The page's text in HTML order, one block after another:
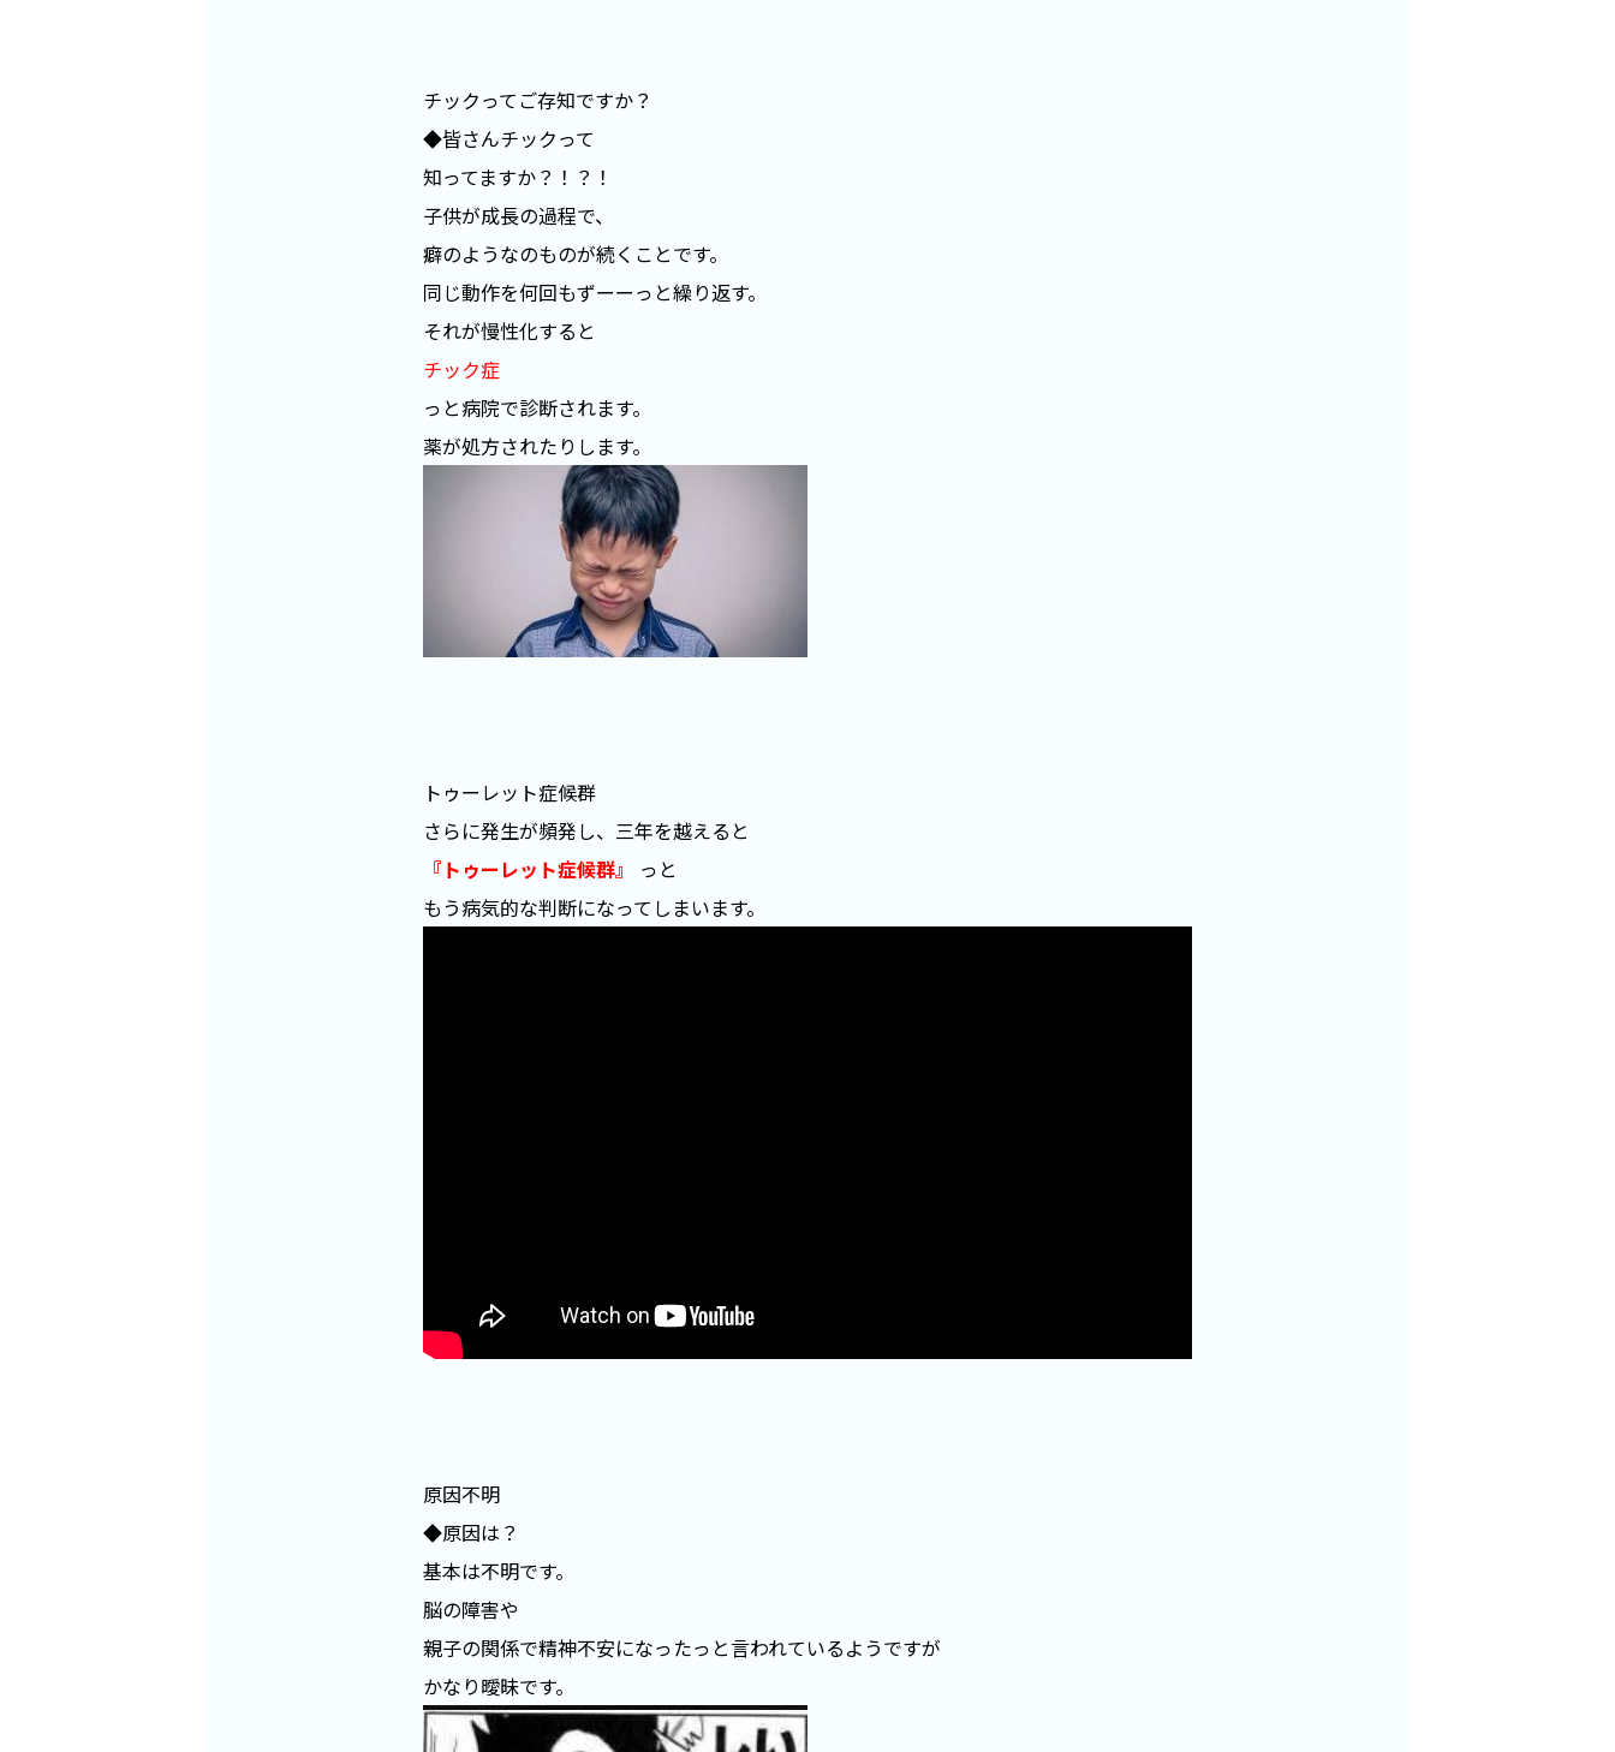
チックってご存知ですか？
◆皆さんチックって
知ってますか？！？！
子供が成長の過程で、
癖のようなのものが続くことです。
同じ動作を何回もずーーっと繰り返す。
それが慢性化すると
チック症
っと病院で診断されます。
薬が処方されたりします。
トゥーレット症候群
さらに発生が頻発し、三年を越えると
『トゥーレット症候群』
っと
もう病気的な判断になってしまいます。
原因不明
◆原因は？
基本は不明です。
脳の障害や
親子の関係で精神不安になったっと言われているようですが
かなり曖昧です。